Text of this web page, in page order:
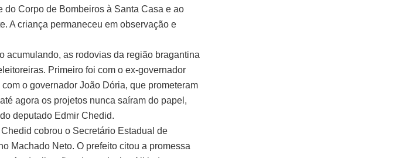
do Corpo de Bombeiros à Santa Casa e ao
A criança permaneceu em observação e
acumulando, as rodovias da região bragantina
Primeiro foi com o ex-governador
o governador João Dória, que prometeram
agora os projetos nunca saíram do papel,
deputado Edmir Chedid.
cobrou o Secretário Estadual de
Machado Neto. O prefeito citou a promessa